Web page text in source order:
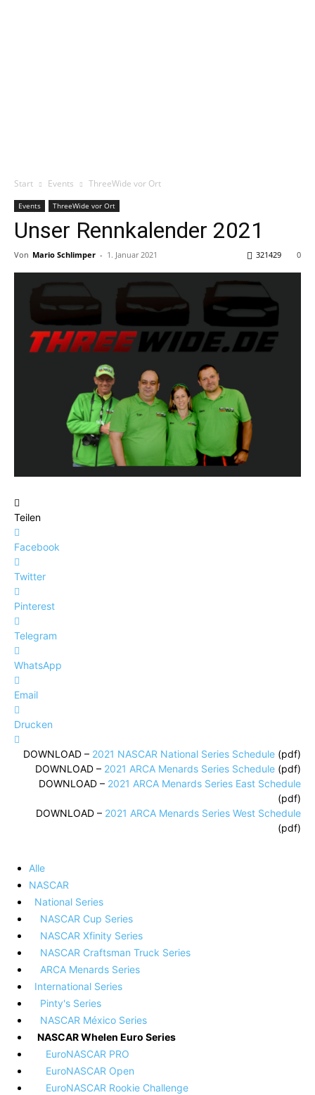
Start Events ThreeWide vor Ort
Events ThreeWide vor Ort
Unser Rennkalender 2021
Von Mario Schlimper - 1. Januar 2021 0
321429
Teilen
Facebook
Twitter
Pinterest
Telegram
WhatsApp
Email
Drucken
DOWNLOAD – 2021 NASCAR National Series Schedule (pdf)
DOWNLOAD – 2021 ARCA Menards Series Schedule (pdf)
DOWNLOAD – 2021 ARCA Menards Series East Schedule
(pdf)
DOWNLOAD – 2021 ARCA Menards Series West Schedule
(pdf)
Alle
NASCAR
National Series
NASCAR Cup Series
NASCAR Xfinity Series
NASCAR Craftsman Truck Series
ARCA Menards Series
International Series
Pinty's Series
NASCAR México Series
NASCAR Whelen Euro Series
EuroNASCAR PRO
EuroNASCAR Open
EuroNASCAR Rookie Challenge